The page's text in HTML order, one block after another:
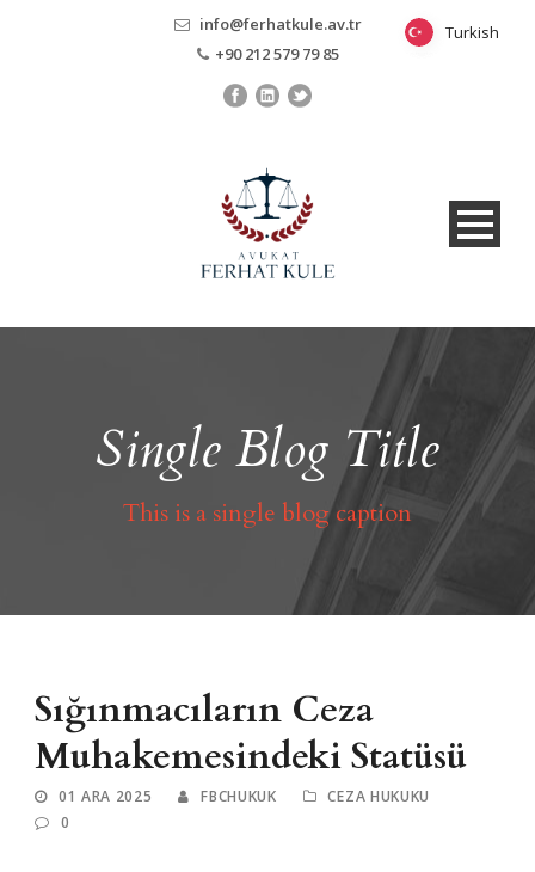
info@ferhatkule.av.tr
+90 212 579 79 85
Single Blog Title
This is a single blog caption
Sığınmacıların Ceza
Muhakemesindeki Statüsü
01 ARA 2025 FBCHUKUK
CEZA HUKUKU
0
Turkish
Turkish